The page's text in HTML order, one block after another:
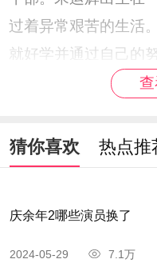
过着异常艰苦的生活
就好学并通过自己的
他进入到一个国企上
到工作中，为公司带
不屑一顾。
结语：《大江大河
作，为观众呈现了一
事。这部作品不仅是
猜你喜欢 热点推
庆余年2哪些演员换了
2024-05-29 7.1万